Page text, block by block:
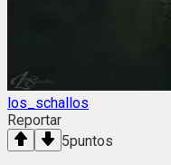
los_schallos
Reportar
5puntos